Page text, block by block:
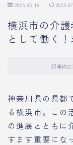
2025.05.19
横浜市の介
として働く
記事内
神奈川県の県都
る横浜市。この
の進展とともに
すます重要にな